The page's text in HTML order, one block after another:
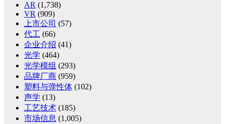
AR (1,738)
VR (909)
上市公司 (57)
代工 (66)
企业介绍 (41)
光学 (464)
光学模组 (293)
品牌厂商 (959)
塑料与弹性体 (102)
声学 (13)
工艺技术 (185)
市场信息 (1,005)